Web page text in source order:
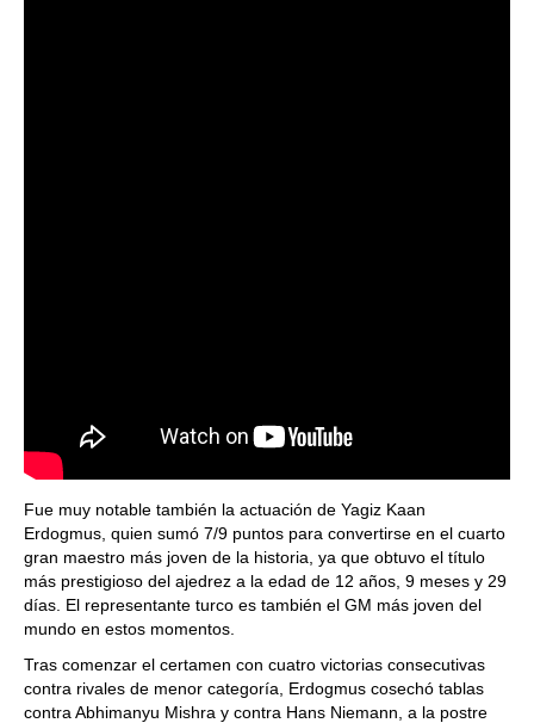
Fue muy notable también la actuación de Yagiz Kaan
Erdogmus, quien sumó 7/9 puntos para convertirse en el cuarto
gran maestro más joven de la historia, ya que obtuvo el título
más prestigioso del ajedrez a la edad de 12 años, 9 meses y 29
días. El representante turco es también el GM más joven del
mundo en estos momentos.
Tras comenzar el certamen con cuatro victorias consecutivas
contra rivales de menor categoría, Erdogmus cosechó tablas
contra Abhimanyu Mishra y contra Hans Niemann, a la postre